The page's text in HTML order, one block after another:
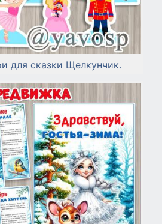
для сказки Щелкунчик.